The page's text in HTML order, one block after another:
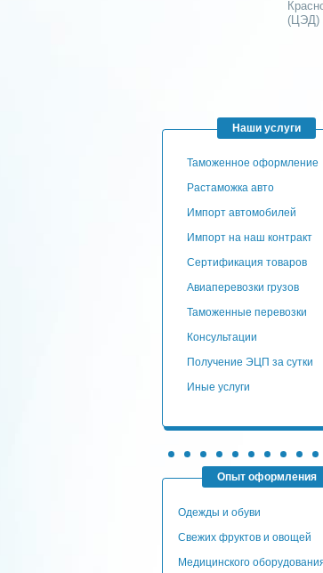
(ЦЭД)
Наши услуги
таможенное оформление
Растаможка авто
Импорт автомобилей
импорт на наш контракт
сертификация товаров
авиаперевозки грузов
таможенные перевозки
консультации
Получение ЭЦП за сутки
Иные услуги
Опыт оформления
Одежды и обуви
Свежих фруктов и овощей
Медицинского